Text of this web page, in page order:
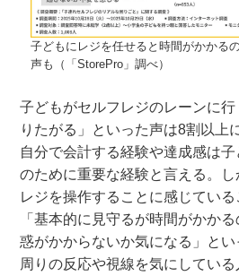
子どもにレジを任せると時間がかかる
声も（「StorePro」調べ）
子どもがセルフレジのレーンに
りたがる」といった声は8割以上
自分で会計する経験や達成感は
のために重要な経験と言える。
レジを操作することに感じている
「基本的に見守るが時間がかか
惑がかからないか気になる」と
周りの反応や視線を気にしてい